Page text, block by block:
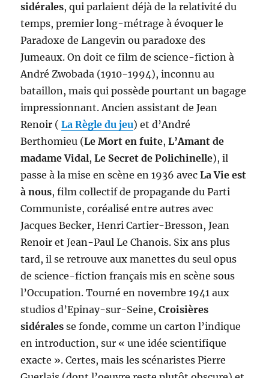
sidérales, qui parlaient déjà de la relativité du
temps, premier long-métrage à évoquer le
Paradoxe de Langevin ou paradoxe des
Jumeaux. On doit ce film de science-fiction à
André Zwobada (1910-1994), inconnu au
bataillon, mais qui possède pourtant un bagage
impressionnant. Ancien assistant de Jean
Renoir (La Règle du jeu) et d’André
Berthomieu (Le Mort en fuite,L’Amant de
madame Vidal,Le Secret de Polichinelle), il
passe à la mise en scène en 1936 avecLa Vie est
à nous, film collectif de propagande du Parti
Communiste, coréalisé entre autres avec
Jacques Becker, Henri Cartier-Bresson, Jean
Renoir et Jean-Paul Le Chanois. Six ans plus
tard, il se retrouve aux manettes du seul opus
de science-fiction français mis en scène sous
l’Occupation. Tourné en novembre 1941 aux
studios d’Epinay-sur-Seine,Croisières
sidérales se fonde, comme un carton l’indique
en introduction, sur « une idée scientifique
exacte ». Certes, mais les scénaristes Pierre